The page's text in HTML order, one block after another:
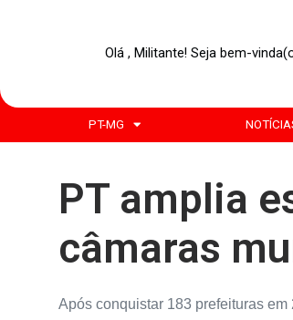
Olá , Militante! Seja bem-
PT-MG
PT amplia
câmaras
Após conquistar 183 prefeituras